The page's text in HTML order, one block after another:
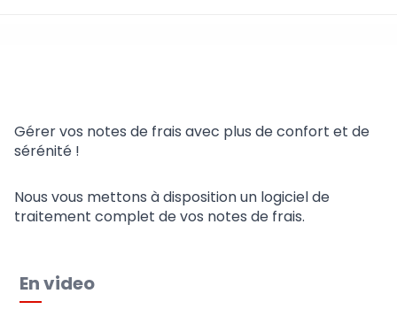
Gérer vos notes de frais avec plus de confort et de
sérénité !
Nous vous mettons à disposition un logiciel de
traitement complet de vos notes de frais.
En video